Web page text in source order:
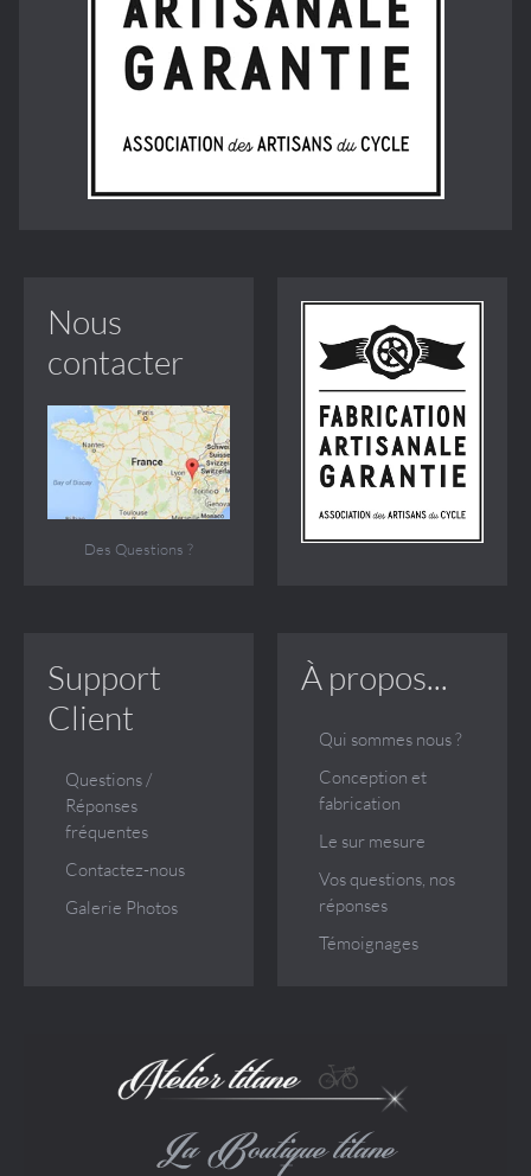
Nous
contacter
Des Questions ?
Support
Client
Questions /
Réponses
fréquentes
Contactez-nous
Galerie Photos
À propos...
Qui sommes nous ?
Conception et
fabrication
Le sur mesure
Vos questions, nos
réponses
Témoignages